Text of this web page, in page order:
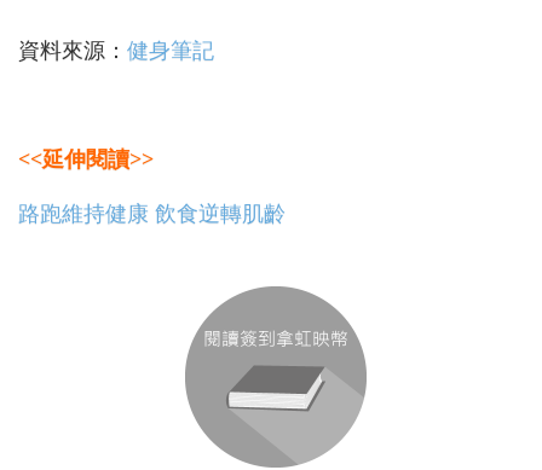
資料來源： 健身筆記
<<延伸閱讀>>
路跑維持健康 飲食逆轉肌齡